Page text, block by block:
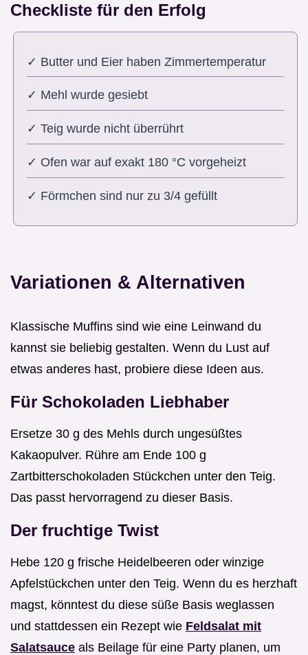
Checkliste für den Erfolg
✓ Butter und Eier haben Zimmertemperatur
✓ Mehl wurde gesiebt
✓ Teig wurde nicht überrührt
✓ Ofen war auf exakt 180 °C vorgeheizt
✓ Förmchen sind nur zu 3/4 gefüllt
Variationen & Alternativen
Klassische Muffins sind wie eine Leinwand du
kannst sie beliebig gestalten. Wenn du Lust auf
etwas anderes hast, probiere diese Ideen aus.
Für Schokoladen Liebhaber
Ersetze 30 g des Mehls durch ungesüßtes
Kakaopulver. Rühre am Ende 100 g
Zartbitterschokoladen Stückchen unter den Teig.
Das passt hervorragend zu dieser Basis.
Der fruchtige Twist
Hebe 120 g frische Heidelbeeren oder winzige
Apfelstückchen unter den Teig. Wenn du es herzhaft
magst, könntest du diese süße Basis weglassen
und stattdessen ein Rezept wie Feldsalat mit
Salatsauce als Beilage für eine Party planen, um